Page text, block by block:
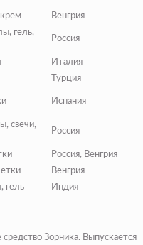
Венгрия
гель,
Россия
Италия
Турция
Испания
свечи,
Россия
Россия, Венгрия
Венгрия
гель Индия
Зорника. Выпускается